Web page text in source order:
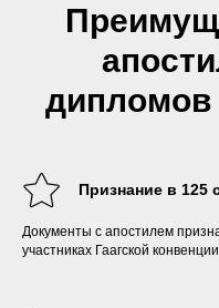
дипломов
Признание в 125
Документы с апостилем
участниках Гаагской конвенции.